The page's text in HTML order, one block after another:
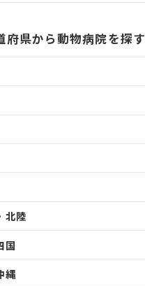
府県から動物病院を探す
北陸
国
縄